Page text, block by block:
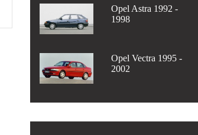
Opel Astra 1992 -
1998
Opel Vectra 1995 -
2002